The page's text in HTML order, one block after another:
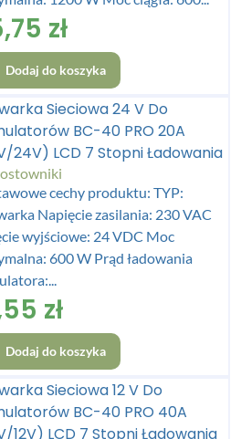
zł
Dodaj do koszyka
Sieciowa 24 V Do
BC-40 PRO 20A
24V) LCD 7 Stopni Ładowania
cechy produktu: TYP:
Napięcie zasilania: 230 VAC
wyjściowe: 24 VDC Moc
600 W Prąd ładowania
zł
Dodaj do koszyka
Sieciowa 12 V Do
BC-40 PRO 40A
12V) LCD 7 Stopni Ładowania